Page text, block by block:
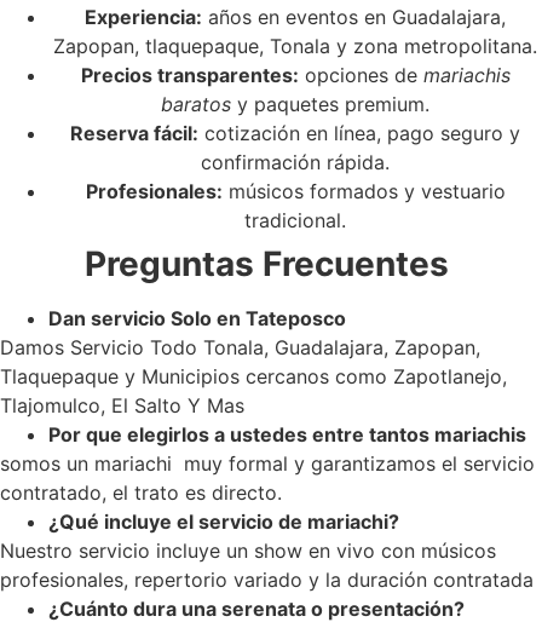
Experiencia: años en eventos en Guadalajara,
Zapopan, tlaquepaque, Tonala y zona metropolitana.
Precios transparentes: opciones de mariachis
baratos y paquetes premium.
Reserva fácil: cotización en línea, pago seguro y
confirmación rápida.
Profesionales: músicos formados y vestuario
tradicional.
Preguntas Frecuentes
Dan servicio Solo en Tateposco
Damos Servicio Todo Tonala, Guadalajara, Zapopan,
Tlaquepaque y Municipios cercanos como Zapotlanejo,
Tlajomulco, El Salto Y Mas
Por que elegirlos a ustedes entre tantos mariachis
somos un mariachi muy formal y garantizamos el servicio
contratado, el trato es directo.
¿Qué incluye el servicio de mariachi?
Nuestro servicio incluye un show en vivo con músicos
profesionales, repertorio variado y la duración contratada
¿Cuánto dura una serenata o presentación?